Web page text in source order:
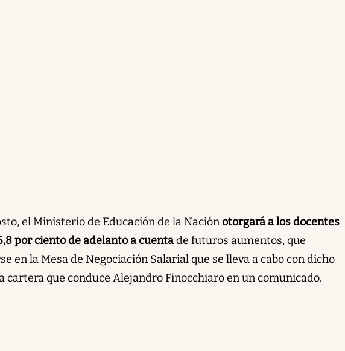
el Ministerio de Educación de la Naciónotorgará a los docentes
por ciento de adelanto a cuentade futuros aumentos, que
en la Mesa de Negociación Salarial que se lleva a cabo con dicho
cartera que conduce Alejandro Finocchiaro en un comunicado.